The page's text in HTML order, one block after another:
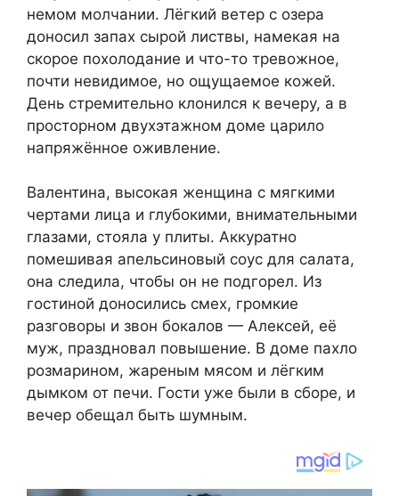
немом молчании. Лёгкий ветер с озера
доносил запах сырой листвы, намекая на
скорое похолодание и что-то тревожное,
почти невидимое, но ощущаемое кожей.
День стремительно клонился к вечеру, а в
просторном двухэтажном доме царило
напряжённое оживление.
Валентина, высокая женщина с мягкими
чертами лица и глубокими, внимательными
глазами, стояла у плиты. Аккуратно
помешивая апельсиновый соус для салата,
она следила, чтобы он не подгорел. Из
гостиной доносились смех, громкие
разговоры и звон бокалов — Алексей, её
муж, праздновал повышение. В доме пахло
розмарином, жареным мясом и лёгким
дымком от печи. Гости уже были в сборе, и
вечер обещал быть шумным.